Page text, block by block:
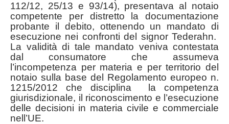
112/12, 25/13 e 93/14), presentava al notaio
competente per distretto la documentazione
probante il debito, ottenendo un mandato di
esecuzione nei confronti del signor Tederahn.
La validità di tale mandato veniva contestata
dal consumatore che assumeva
l’incompetenza per materia e per territorio del
notaio sulla base del Regolamento europeo n.
1215/2012 che disciplina la competenza
giurisdizionale, il riconoscimento e l’esecuzione
delle decisioni in materia civile e commerciale
nell’UE.